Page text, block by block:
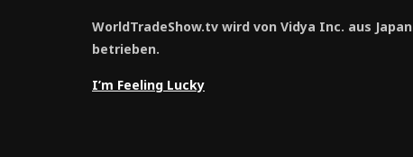
WorldTradeShow.tv wird von Vidya Inc. aus Japan
betrieben.
I’m Feeling Lucky